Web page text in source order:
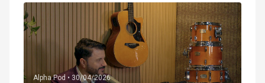
Alpha Pod • 30/04/2026